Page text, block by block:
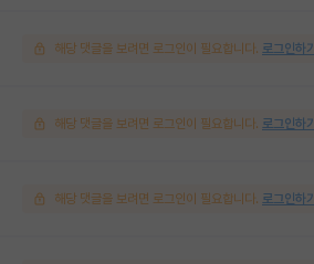
해당 댓글을 보려면 로그인이 필요합니다. 로그인하기
해당 댓글을 보려면 로그인이 필요합니다. 로그인하기
해당 댓글을 보려면 로그인이 필요합니다. 로그인하기